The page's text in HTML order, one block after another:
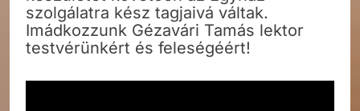
szolgálatra kész tagjaivá váltak.
Imádkozzunk Gézavári Tamás lektor
testvérünkért és feleségéért!